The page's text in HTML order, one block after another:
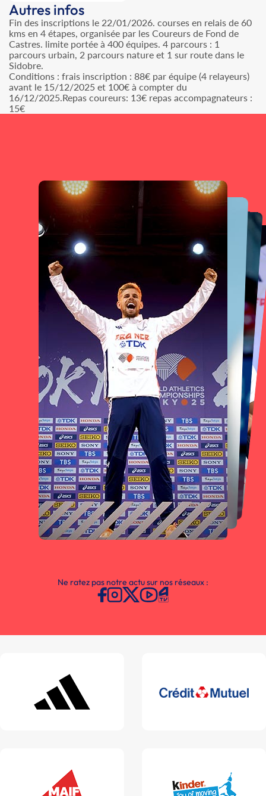
Autres infos
Fin des inscriptions le 22/01/2026. courses en relais de 60
kms en 4 étapes, organisée par les Coureurs de Fond de
Castres. limite portée à 400 équipes. 4 parcours : 1
parcours urbain, 2 parcours nature et 1 sur route dans le
Sidobre.
Conditions : frais inscription : 88€ par équipe (4 relayeurs)
avant le 15/12/2025 et 100€ à compter du
16/12/2025.Repas coureurs: 13€ repas accompagnateurs :
15€
Ne ratez pas notre actu sur nos réseaux :